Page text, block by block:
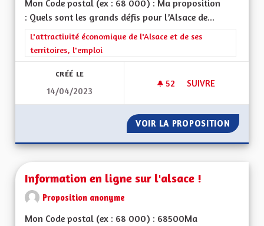
Mon Code postal (ex : 68 000) : Ma proposition
: Quels sont les grands défis pour l’Alsace de...
Filtrer les résultats de la catégorie : L'attractivité
L'attractivité économique de l'Alsace et de ses
territoires, l'emploi
CRÉÉ LE
14/04/2023
52 52 ABONNÉS
SUIVRE
VOIR LA PROPOSITION NE
Information en ligne sur l'alsace !
Proposition anonyme
Mon Code postal (ex : 68 000) : 68500Ma